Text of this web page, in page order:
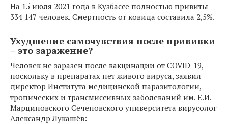
На 15 июля 2021 года в Кузбассе полностью привиты
334 147 человек. Смертность от ковида составила 2,5%.
Ухудшение самочувствия после прививки
– это заражение?
Человек не заразен после вакцинации от COVID-19,
поскольку в препаратах нет живого вируса, заявил
директор Института медицинской паразитологии,
тропических и трансмиссивных заболеваний им. Е.И.
Марциновского Сеченовского университета вирусолог
Александр Лукашёв: